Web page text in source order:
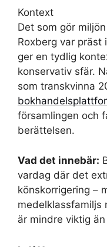
Kontext
Det som gör
Roxberg var präst
ger en tydlig
konservativ sfär.
som transkvinna
församlingen och
berättelsen.
Vad det innebär:
vardag där det
könskorrigering –
medelklassfamiljs
är mindre viktig